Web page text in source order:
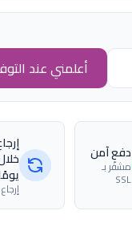
أعلمني عند
دفع آمن
مشفّر بـ
SSL